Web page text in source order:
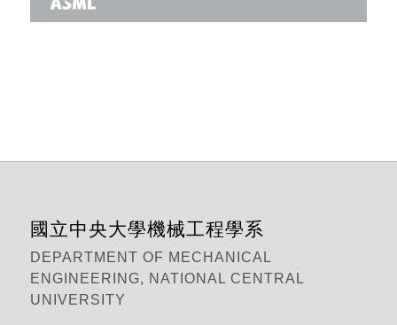
國立中央大學機械工程學系
DEPARTMENT OF MECHANICAL
ENGINEERING, NATIONAL CENTRAL
UNIVERSITY